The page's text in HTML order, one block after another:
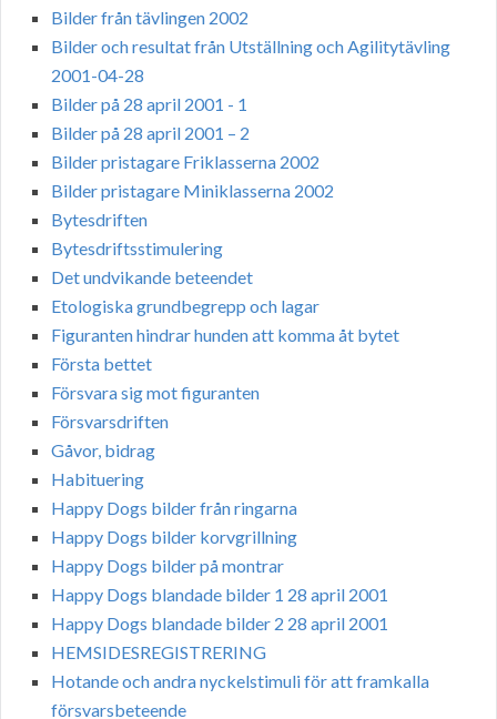
Bilder från tävlingen 2002
Bilder och resultat från Utställning och Agilitytävling
2001-04-28
Bilder på 28 april 2001 - 1
Bilder på 28 april 2001 – 2
Bilder pristagare Friklasserna 2002
Bilder pristagare Miniklasserna 2002
Bytesdriften
Bytesdriftsstimulering
Det undvikande beteendet
Etologiska grundbegrepp och lagar
Figuranten hindrar hunden att komma åt bytet
Första bettet
Försvara sig mot figuranten
Försvarsdriften
Gåvor, bidrag
Habituering
Happy Dogs bilder från ringarna
Happy Dogs bilder korvgrillning
Happy Dogs bilder på montrar
Happy Dogs blandade bilder 1 28 april 2001
Happy Dogs blandade bilder 2 28 april 2001
HEMSIDESREGISTRERING
Hotande och andra nyckelstimuli för att framkalla
försvarsbeteende